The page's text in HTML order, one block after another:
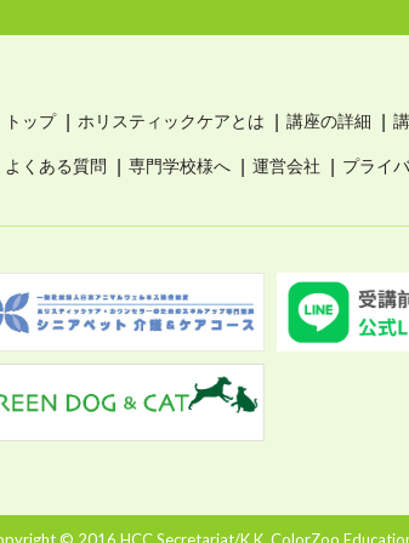
トップ ホリスティックケアとは 講座の詳細
よくある質問 専門学校様へ 運営会社 プライ